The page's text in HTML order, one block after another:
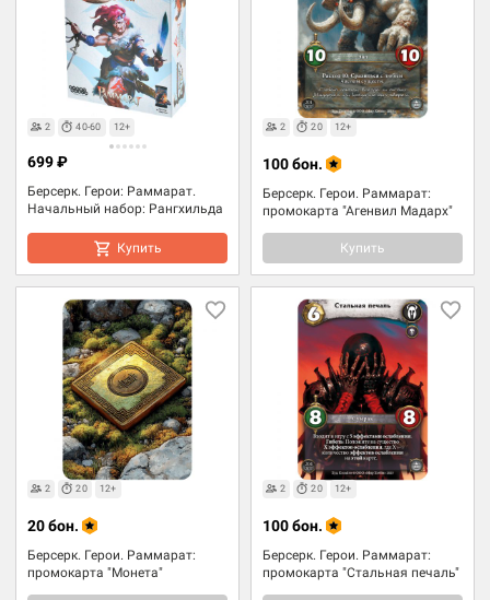
2 40-60 12+
Берсерк. Герои: Раммарат.
Начальный набор: Рангхильда
699 ₽
Купить
2 20 12+
Берсерк. Герои. Раммарат:
промокарта "Агенвил Мадарх"
100 бон.
Купить
2 20 12+
Берсерк. Герои. Раммарат:
промокарта "Монета"
20 бон.
2 20 12+
Берсерк. Герои. Раммарат:
промокарта "Стальная печаль"
100 бон.